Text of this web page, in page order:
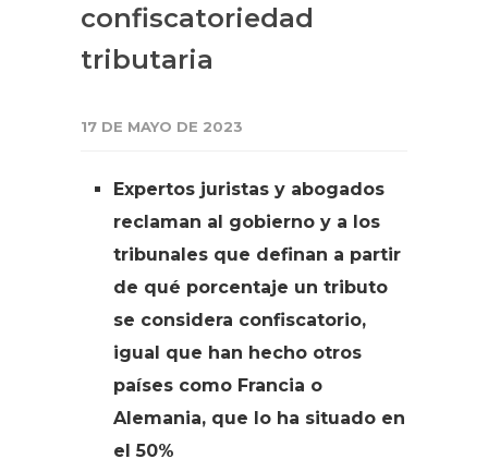
confiscatoriedad
tributaria
17 DE MAYO DE 2023
Expertos juristas y abogados
reclaman al gobierno y a los
tribunales que definan a partir
de qué porcentaje un tributo
se considera confiscatorio,
igual que han hecho otros
países como Francia o
Alemania, que lo ha situado en
el 50%